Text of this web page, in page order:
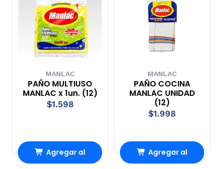
MANLAC
PAÑO MULTIUSO
MANLAC x 1un. (12)
$1.598
Agregar al
MANLAC
PAÑO COCINA
MANLAC UNIDAD
(12)
$1.998
Agregar al